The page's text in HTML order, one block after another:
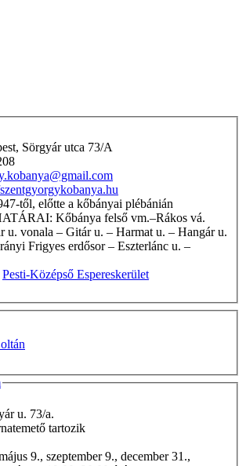
Sörgyár utca 73/A
1947-től, előtte a kőbányai plébánián
vm.–Rákos vá.
u. vonala – Gitár u. – Harmat u. – Hangár u.
Frigyes erdősor – Eszterlánc u. –
Pesti-Középső Espereskerület
u. 73/a.
tartozik